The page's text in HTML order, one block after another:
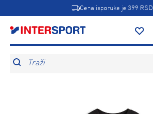
Cena isporuke je 399 RSD
Traži